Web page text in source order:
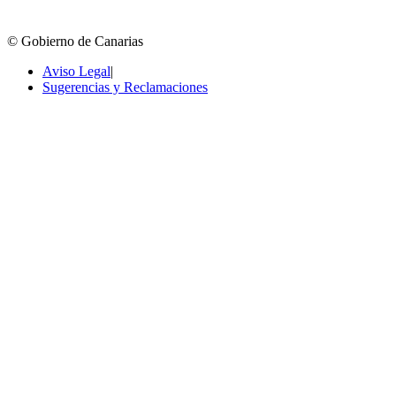
© Gobierno de Canarias
Aviso Legal|
Sugerencias y Reclamaciones